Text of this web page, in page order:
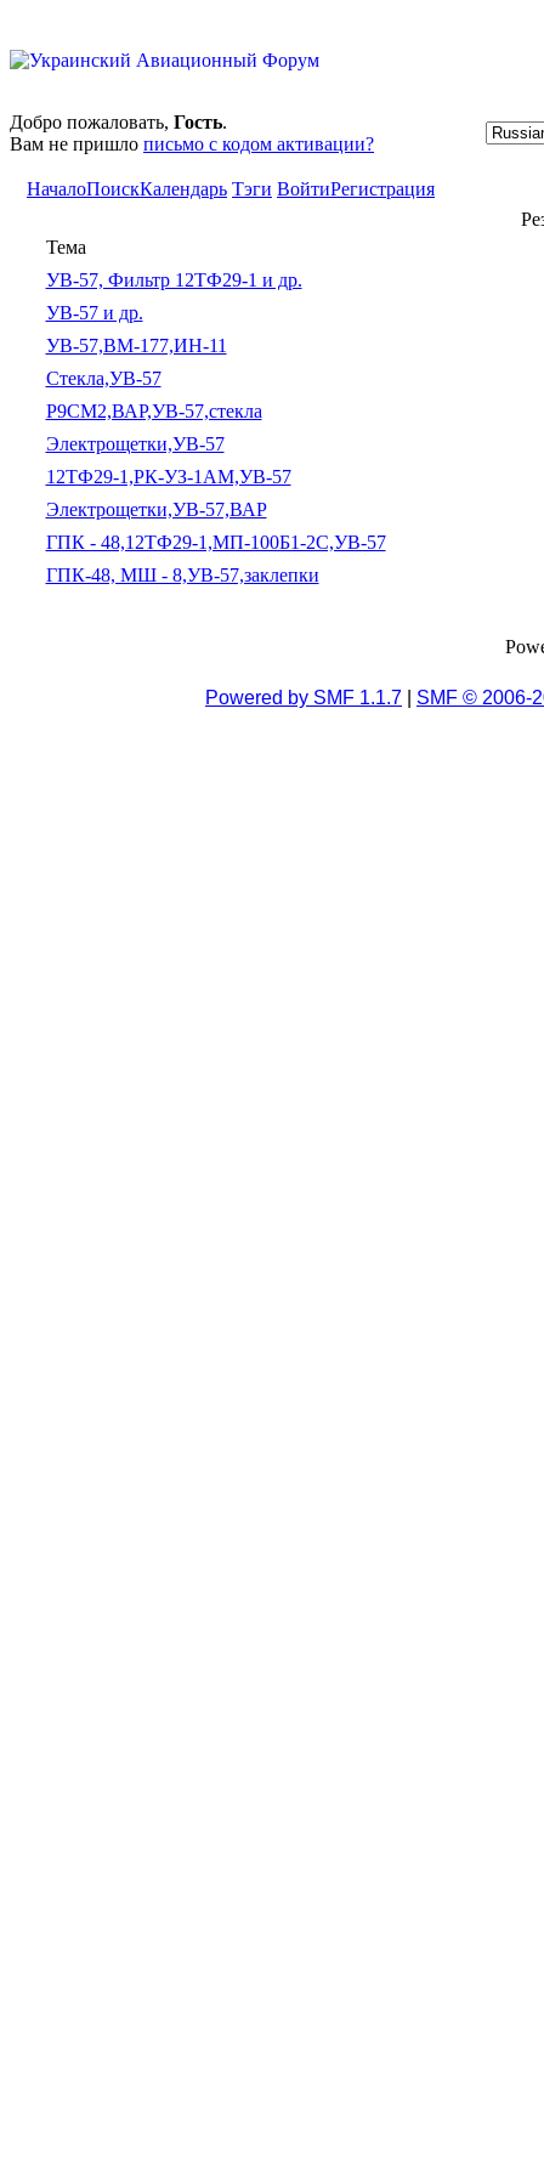
Добро пожаловать, Гость.
Вам не пришло письмо с кодом активации?
НачалоПоискКалендарь Тэги ВойтиРегистрация
Тема
УВ-57, Фильтр 12ТФ29-1 и др.
УВ-57 и др.
УВ-57,ВМ-177,ИН-11
Стекла,УВ-57
Р9СМ2,ВАР,УВ-57,стекла
Электрощетки,УВ-57
12ТФ29-1,РК-УЗ-1АМ,УВ-57
Электрощетки,УВ-57,ВАР
ГПК - 48,12ТФ29-1,МП-100Б1-2С,УВ-57
ГПК-48, МШ - 8,УВ-57,заклепки
Powered by SMF 1.1.7 SMF © 2006-